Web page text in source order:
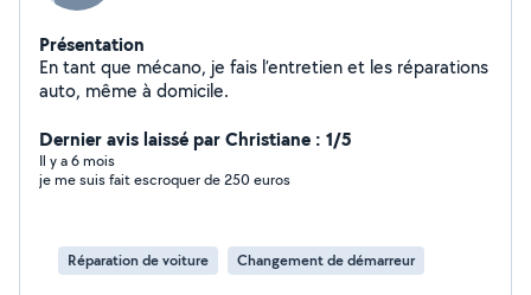
Présentation
En tant que mécano, je fais l’entretien et les réparations
auto, même à domicile.
Dernier avis laissé par Christiane : 1/5
Il y a 6 mois
je me suis fait escroquer de 250 euros
Réparation de voiture Changement de démarreur